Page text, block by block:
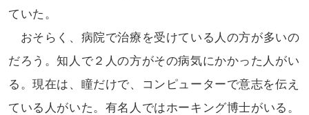
ていた。
おそらく、病院で治療を受けている 人の方が多いの
だろう。知人で２人の方がその病気にかかった人がい
る。現在は、瞳だけで、コンピューターで意志を伝え
ている人がいた。有名人ではホーキング博士がいる。